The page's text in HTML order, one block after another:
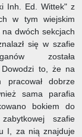
Inh. Ed. Wittek" z
w tym wiejskim
dwóch sekcjach
się w szafie
została
Dowodzi to, że na
dobrze
sama parafia
bokiem do
szafie
I, za nią znajduje